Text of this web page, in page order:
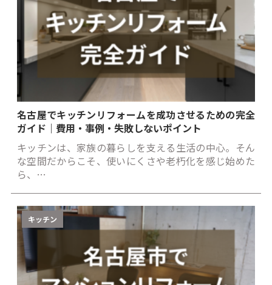
名古屋でキッチンリフォームを成功させるための完全
ガイド｜費用・事例・失敗しないポイント
キッチンは、家族の暮らしを支える生活の中心。そん
な空間だからこそ、使いにくさや老朽化を感じ始めた
ら、…
キッチン